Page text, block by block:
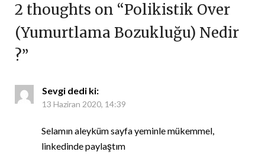
2 thoughts on “Polikistik Over
(Yumurtlama Bozukluğu) Nedir
?”
Sevgi dedi ki:
13 Haziran 2020, 14:39
Selamın aleyküm sayfa yeminle mükemmel,
linkedinde paylaştım